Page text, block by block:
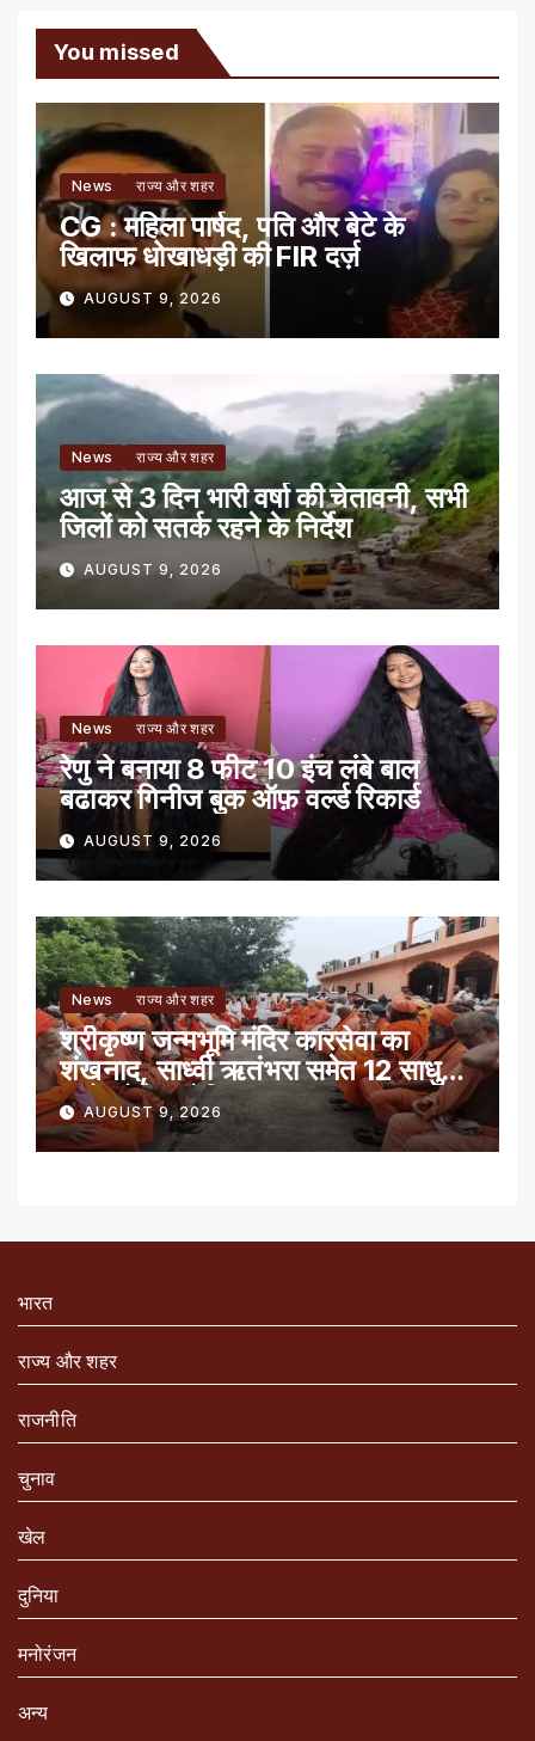
You missed
News राज्य और शहर
CG : महिला पार्षद, पति और बेटे के
खिलाफ धोखाधड़ी की FIR दर्ज़
AUGUST 9, 2026
News राज्य और शहर
आज से 3 दिन भारी वर्षा की चेतावनी, सभी
जिलों को सतर्क रहने के निर्देश
AUGUST 9, 2026
News राज्य और शहर
रेणु ने बनाया 8 फीट 10 इंच लंबे बाल
बढाकर गिनीज बुक ऑफ़ वर्ल्ड रिकार्ड
AUGUST 9, 2026
News राज्य और शहर
श्रीकृष्ण जन्मभूमि मंदिर कारसेवा का
शंखनाद, साध्वी ऋतंभरा समेत 12 साधु-
संतों को रेड नोटिस
AUGUST 9, 2026
भारत
राज्य और शहर
राजनीति
चुनाव
खेल
दुनिया
मनोरंजन
अन्य